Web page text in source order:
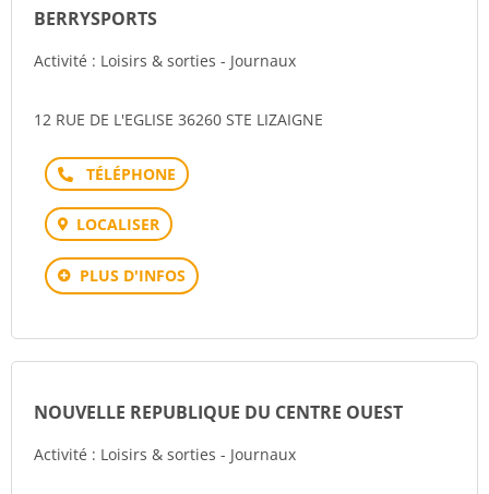
BERRYSPORTS
Activité : Loisirs & sorties - Journaux
12 RUE DE L'EGLISE 36260 STE LIZAIGNE
Téléphone
LOCALISER
PLUS D'INFOS
NOUVELLE REPUBLIQUE DU CENTRE OUEST
Activité : Loisirs & sorties - Journaux